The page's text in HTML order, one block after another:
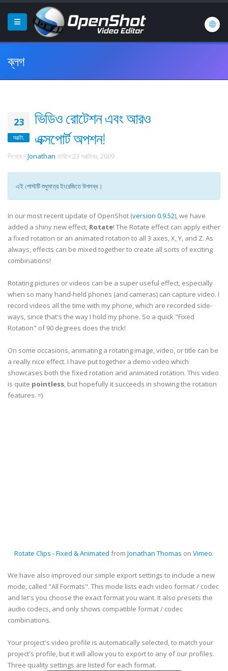
ব্লগ
23
অক্টো.
ভিডিও রোটেশন এবং আরও
এক্সপোর্ট অপশন!
লিখেছেন Jonathan তারিখে23 অক্টোবর, 2009 .
এই পোস্টটি শুধুমাত্র ইংরেজিতে উপলব্ধ।
In our most recent update of OpenShot (version 0.9.52), we have
added a shiny new effect, Rotate! The Rotate effect can apply either
a fixed rotation or an animated rotation to all 3 axes, X, Y, and Z. As
always, effects can be mixed together to create all sorts of exciting
combinations!
Rotating pictures or videos can be a super useful effect, especially
when so many hand-held phones (and cameras) can capture video. I
record videos all the time with my phone, which are recorded side-
ways, since that's the way I hold my phone. So a quick "Fixed
Rotation" of 90 degrees does the trick!
On some occasions, animating a rotating image, video, or title can be
a really nice effect. I have put together a demo video which
showcases both the fixed rotation and animated rotation. This video
is quite pointless, but hopefully it succeeds in showing the rotation
features. =)
Rotate Clips - Fixed & Animated from Jonathan Thomas on Vimeo.
We have also improved our simple export settings to include a new
mode, called "All Formats". This mode lists each video format / codec
and let's you choose the exact format you want. It also presets the
audio codecs, and only shows compatible format / codec
combinations.
Your project's video profile is automatically selected, to match your
project's profile, but it will allow you to export to any of our profiles.
Three quality settings are listed for each format.